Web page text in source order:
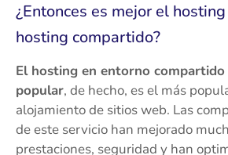
¿Entonces es mejor el
hosting compartido?
El hosting en entorno compartido
popular, de hecho, es el más
alojamiento de sitios web. Las
de este servicio han mejorado
prestaciones, seguridad y han